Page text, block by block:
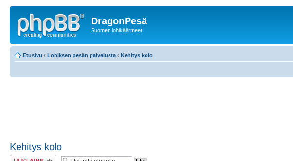
DragonPesä
Suomen lohikäärmeet
Etusivu ‹ Lohiksen pesän palvelusta ‹ Kehitys kolo
Kehitys kolo
Lähetä uusi viesti